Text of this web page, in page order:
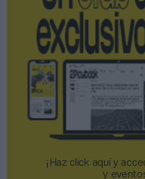
¡Haz click aquí y
y